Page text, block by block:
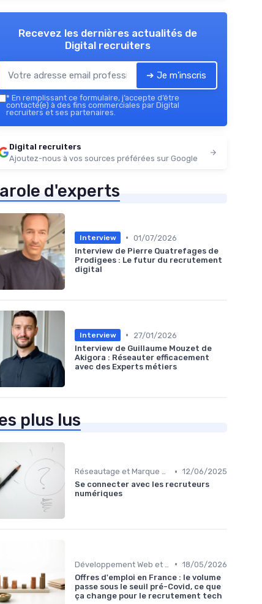
Recevez les dernières actualités de
Digital recruiters
➔ Je m'inscris
* En remplissant ce formulaire, j’accepte d’être
contacté(e) à des fins commerciales par Digital
recruiters et ses partenaires.
Digital recruiters
Ajoutez-nous à vos sources préférées sur Google
d'experts
Interview • 01/07/2026
Interview de Pierre Quatrefages de
Prodigees : Le futur du recrutement
digital
Interview •
27/01/2026
Interview de Guillaume Mouzet de
Akigora : Réseauter efficacement
avec des Experts métiers
plus lus
Réseautage et Marque Personnelle • 12/06/2025
Se connecter avec les recruteurs
numériques
• 18/05/2026
Offres d'emploi en France : le volume
passe sous le seuil pré-Covid, ce que
ça change pour le recrutement tech